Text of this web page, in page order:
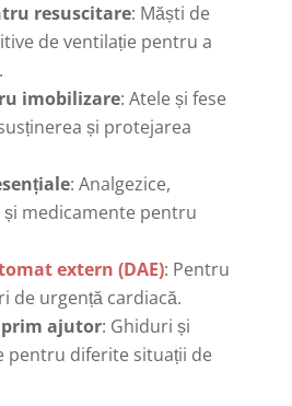
resuscitare: Măști de
de ventilație pentru a
imobilizare: Atele și fese
și protejarea
: Analgezice,
medicamente pentru
extern (DAE): Pentru
de urgență cardiacă.
ajutor: Ghiduri și
pentru diferite situații de